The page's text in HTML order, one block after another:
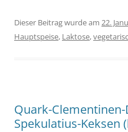
Dieser Beitrag wurde am 22.
Hauptspeise, Laktose,
Quark-
Spekulatius-Keksen